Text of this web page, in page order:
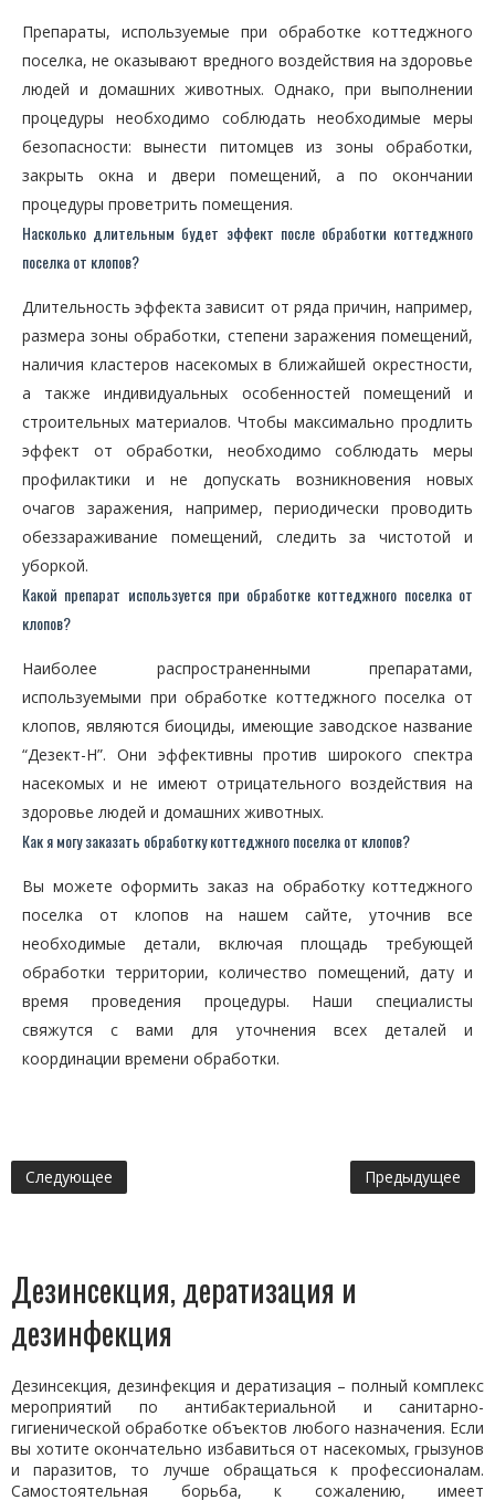
Препараты, используемые при обработке коттеджного
поселка, не оказывают вредного воздействия на здоровье
людей и домашних животных. Однако, при выполнении
процедуры необходимо соблюдать необходимые меры
безопасности: вынести питомцев из зоны обработки,
закрыть окна и двери помещений, а по окончании
процедуры проветрить помещения.
Насколько длительным будет эффект после обработки коттеджного
поселка от клопов?
Длительность эффекта зависит от ряда причин, например,
размера зоны обработки, степени заражения помещений,
наличия кластеров насекомых в ближайшей окрестности,
а также индивидуальных особенностей помещений и
строительных материалов. Чтобы максимально продлить
эффект от обработки, необходимо соблюдать меры
профилактики и не допускать возникновения новых
очагов заражения, например, периодически проводить
обеззараживание помещений, следить за чистотой и
уборкой.
Какой препарат используется при обработке коттеджного поселка от
клопов?
Наиболее распространенными препаратами,
используемыми при обработке коттеджного поселка от
клопов, являются биоциды, имеющие заводское название
“Дезект-Н”. Они эффективны против широкого спектра
насекомых и не имеют отрицательного воздействия на
здоровье людей и домашних животных.
Как я могу заказать обработку коттеджного поселка от клопов?
Вы можете оформить заказ на обработку коттеджного
поселка от клопов на нашем сайте, уточнив все
необходимые детали, включая площадь требующей
обработки территории, количество помещений, дату и
время проведения процедуры. Наши специалисты
свяжутся с вами для уточнения всех деталей и
координации времени обработки.
Следующее Предыдущее
Дезинсекция, дератизация и
дезинфекция
Дезинсекция, дезинфекция и дератизация – полный комплекс
мероприятий по антибактериальной и санитарно-
гигиенической обработке объектов любого назначения. Если
вы хотите окончательно избавиться от насекомых, грызунов
и паразитов, то лучше обращаться к профессионалам.
Самостоятельная борьба, к сожалению, имеет